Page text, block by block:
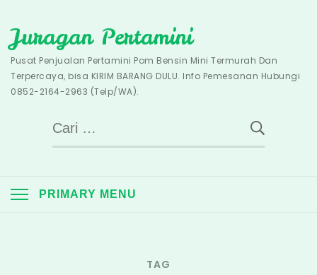
to
content
Juragan Pertamini
Pusat Penjualan Pertamini Pom Bensin Mini Termurah Dan
Terpercaya, bisa KIRIM BARANG DULU. Info Pemesanan Hubungi
0852-2164-2963 (Telp/WA).
Cari
untuk:
PRIMARY MENU
TAG